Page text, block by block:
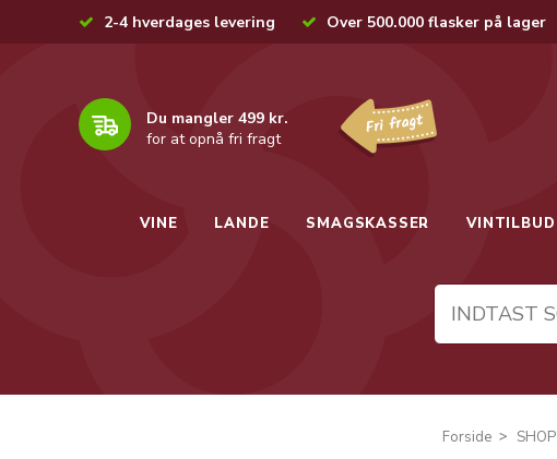
2-4 hverdages levering Over 500.000 flasker på lager
Du mangler 499 kr.
for at opnå fri fragt
VINE LANDE SMAGSKASSER VINTILBUD
Forside SHOP